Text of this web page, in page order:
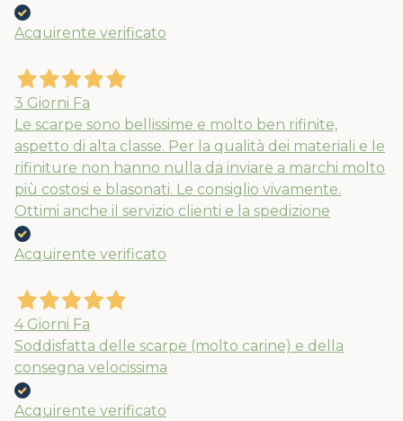
Acquirente verificato
3 Giorni Fa
Le scarpe sono bellissime e molto ben rifinite,
aspetto di alta classe. Per la qualità dei materiali e le
rifiniture non hanno nulla da inviare a marchi molto
più costosi e blasonati. Le consiglio vivamente.
Ottimi anche il servizio clienti e la spedizione
Acquirente verificato
4 Giorni Fa
Soddisfatta delle scarpe (molto carine) e della
consegna velocissima
Acquirente verificato